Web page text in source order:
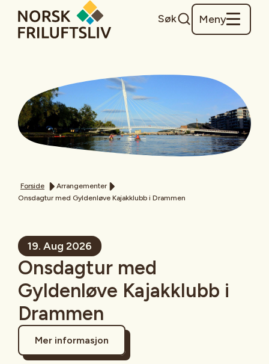
Søk Meny
Forside
Arrangementer
Onsdagtur med Gyldenløve Kajakklubb i Drammen
19. Aug 2026
Onsdagtur med
Gyldenløve Kajakklubb i
Drammen
Mer informasjon